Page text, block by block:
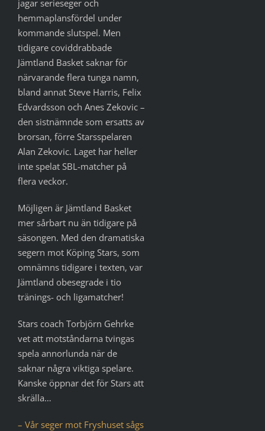
jagar serieseger och
hemmaplansfördel under
kommande slutspel. Men
tidigare coviddrabbade
Jämtland Basket saknar för
närvarande flera tunga namn,
bland annat Steve Harris, Felix
Edvardsson och Anes Zekovic –
den sistnämnde som ersatts av
brorsan, förre Starsspelaren
Alan Zekovic. Laget har heller
inte spelat SBL-matcher på
flera veckor.
Möjligen är Jämtland Basket
mer sårbart nu än tidigare på
säsongen. Med den dramatiska
segern mot Köping Stars, som
omnämns tidigare i texten, var
Jämtland obesegrade i tio
tränings- och ligamatcher!
Stars coach Torbjörn Gehrke
vet att motståndarna tvingas
spela annorlunda när de
saknar några viktiga spelare.
Kanske öppnar det för Stars att
skrälla…
– Vår seger mot Fryshuset sågs